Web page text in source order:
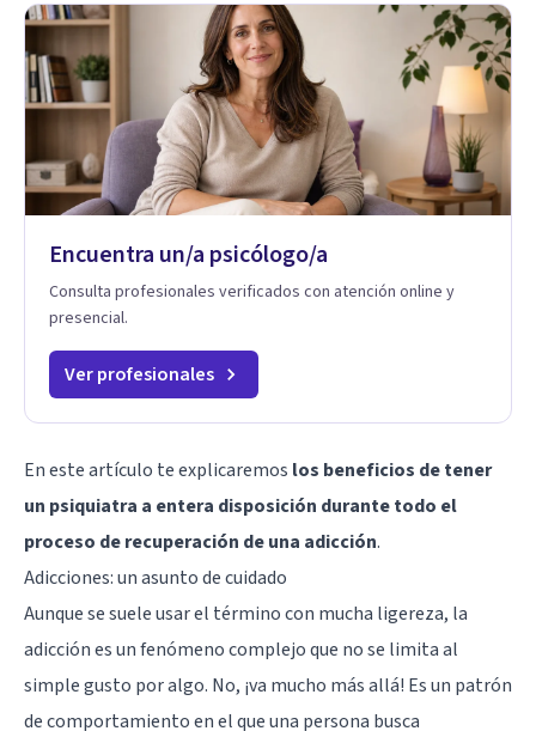
Encuentra un/a psicólogo/a
Consulta profesionales verificados con atención online y
presencial.
Ver profesionales
En este artículo te explicaremos los beneficios de tener
un psiquiatra a entera disposición durante todo el
proceso de recuperación de una adicción.
Adicciones: un asunto de cuidado
Aunque se suele usar el término con mucha ligereza, la
adicción es un fenómeno complejo que no se limita al
simple gusto por algo. No, ¡va mucho más allá! Es un patrón
de comportamiento en el que una persona busca